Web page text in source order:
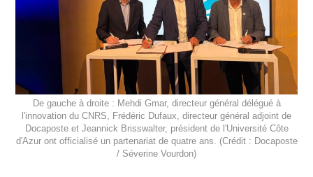
De gauche à droite : Mehdi Gmar, directeur général délégué à
l'innovation du CNRS, Frédéric Dufaux, directeur général adjoint de
Docaposte et Jeannick Brisswalter, président de l'Université Côte
d'Azur ont officialisé un partenariat de quatre ans. (Crédit : Docaposte
/ Séverine Vourdon)